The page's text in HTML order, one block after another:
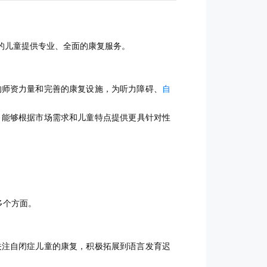
童提供专业、全面的康复服务。
资力量和完善的康复设施，为听力障碍、 自
够根据市场需求和儿童特点提供更具针对性
方面。
自闭症儿童的康复，积极拓展到语言发育迟